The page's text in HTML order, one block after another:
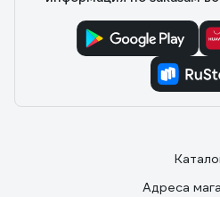
Адреса